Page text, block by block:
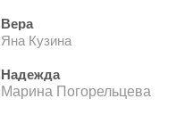
Вера
Яна Кузина
Надежда
Марина Погорельцева